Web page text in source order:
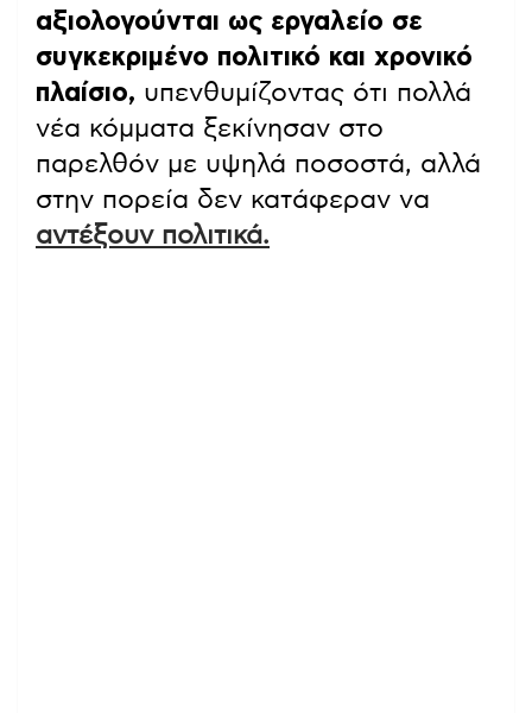
αξιολογούνται ως εργαλείο σε
συγκεκριμένο πολιτικό και χρονικό
πλαίσιο, υπενθυμίζοντας ότι πολλά
νέα κόμματα ξεκίνησαν στο
παρελθόν με υψηλά ποσοστά, αλλά
στην πορεία δεν κατάφεραν να
αντέξουν πολιτικά.